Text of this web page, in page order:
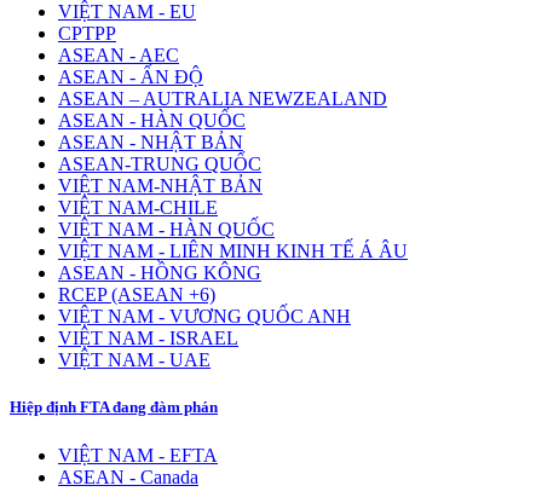
VIỆT NAM - EU
CPTPP
ASEAN - AEC
ASEAN - ẤN ĐỘ
ASEAN – AUTRALIA NEWZEALAND
ASEAN - HÀN QUỐC
ASEAN - NHẬT BẢN
ASEAN-TRUNG QUỐC
VIỆT NAM-NHẬT BẢN
VIỆT NAM-CHILE
VIỆT NAM - HÀN QUỐC
VIỆT NAM - LIÊN MINH KINH TẾ Á ÂU
ASEAN - HỒNG KÔNG
RCEP (ASEAN +6)
VIỆT NAM - VƯƠNG QUỐC ANH
VIỆT NAM - ISRAEL
VIỆT NAM - UAE
Hiệp định FTA đang đàm phán
VIỆT NAM - EFTA
ASEAN - Canada